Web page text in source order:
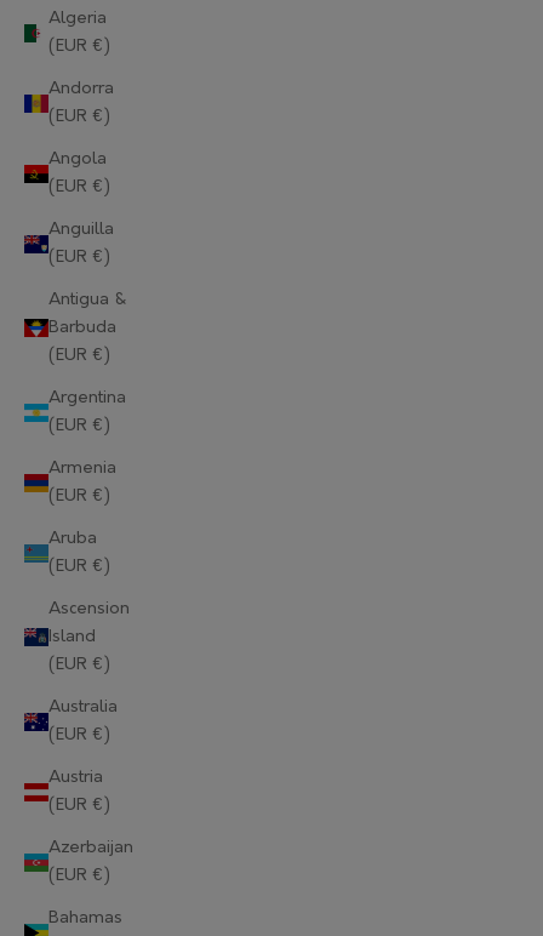
Algeria
(EUR €)
Andorra
(EUR €)
Angola
(EUR €)
Anguilla
(EUR €)
Antigua &
Barbuda
(EUR €)
Argentina
(EUR €)
Armenia
(EUR €)
Aruba
(EUR €)
Ascension
Island
(EUR €)
Australia
(EUR €)
Austria
(EUR €)
Azerbaijan
(EUR €)
Bahamas